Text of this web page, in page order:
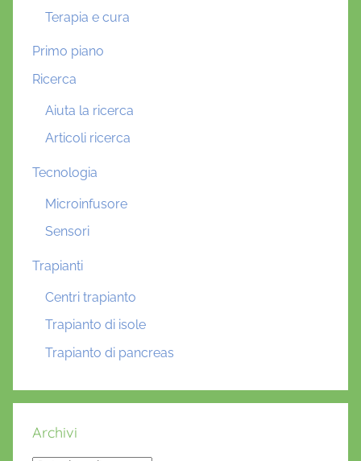
Terapia e cura
Primo piano
Ricerca
Aiuta la ricerca
Articoli ricerca
Tecnologia
Microinfusore
Sensori
Trapianti
Centri trapianto
Trapianto di isole
Trapianto di pancreas
Archivi